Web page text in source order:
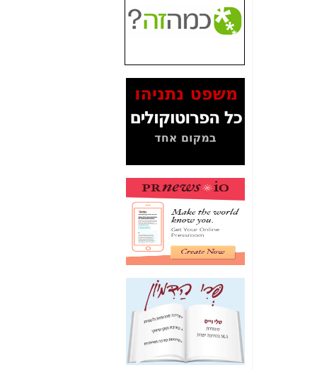
האם ביבי וקרא קבלו
בכלל תמורה עבור
המסמכים בנושא בזק-
Yes (תיק 4000)
מוכיחים "תפירת תיק"
לאיש הלא נכון! -כאן
עובדות ומסמכים
האם ביבי כשר
תקשורת עזר לקב'
בזק? -כאן
מה מקור ה-Fake
News שהביא לתפירת
תיק לביבי והעלמת
החשודים הנכונים -כאן
אחת הרגליים של "תיק
4000 התפור"
התמוטטה היום
בניצחון (כפול) של בזק
-
כאן
איך כתבות מפנקות